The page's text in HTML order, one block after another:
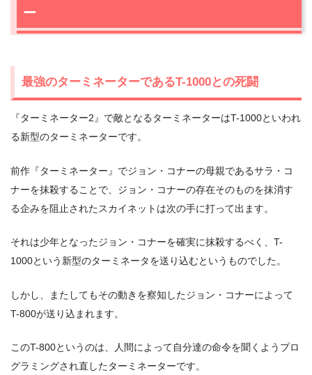
ー
最強のターミネーターであるT-1000との死闘
『ターミネーター2』で敵となるターミネーターはT-1000といわれ
る新型のターミネーターです。
前作『ターミネーター』でジョン・コナーの母親であるサラ・コ
ナーを抹殺することで、ジョン・コナーの存在そのものを抹消す
る企みを阻止されたスカイネットは次の手に打って出ます。
それは少年となったジョン・コナーを確実に抹殺するべく、T-
1000という新型のターミネータを送り込むというものでした。
しかし、またしてもその動きを察知したジョン・コナーによって
T-800が送り込まれます。
このT-800というのは、人間によって自分達の命令を聞くようプロ
グラミングされ直したターミネーターです。